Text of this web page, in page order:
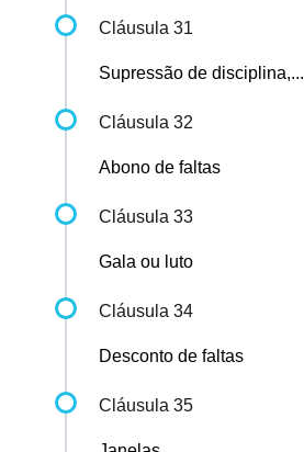
Cláusula 31
Supressão de disciplina,...
Cláusula 32
Abono de faltas
Cláusula 33
Gala ou luto
Cláusula 34
Desconto de faltas
Cláusula 35